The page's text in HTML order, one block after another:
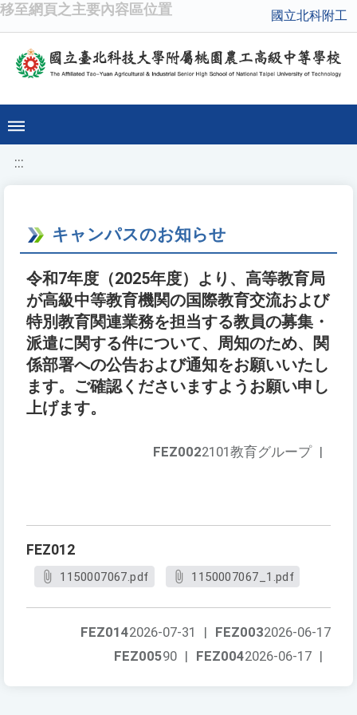
移至網頁之主要內容區位置 國立北科附工
:::
キャンパスのお知らせ
令和7年度（2025年度）より、高等教育局
が高級中等教育機関の国際教育交流および
特別教育関連業務を担当する教員の募集・
派遣に関する件について、周知のため、関
係部署への公告および通知をお願いいたし
ます。ご確認くださいますようお願い申し
上げます。
FEZ0022101教育グループ |
FEZ012
1150007067.pdf 1150007067_1.pdf
FEZ0032026-06-17
FEZ0142026-07-31
|
FEZ0042026-06-17 |
FEZ00590 |